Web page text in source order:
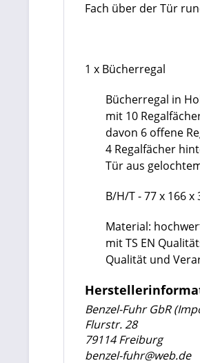
Fach über der Tür
1 x Bücherregal
Bücherregal in
mit 10
davon 6 offene
4 Regalfächer
Tür aus
B/H/T - 77 x 166 x
Material:
mit TS EN
Qualität und
Benzel-Fuhr GbR
Flurstr. 28
79114 Freiburg
benzel-fuhr@web.de